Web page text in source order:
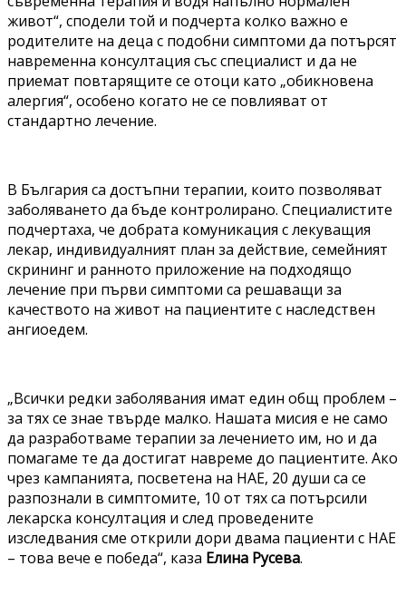
живот“, сподели той и подчерта колко важно е
родителите на деца с подобни симптоми да потърсят
навременна консултация със специалист и да не
приемат повтарящите се отоци като „обикновена
алергия“, особено когато не се повлияват от
стандартно лечение.
В България са достъпни терапии, които позволяват
заболяването да бъде контролирано. Специалистите
подчертаха, че добрата комуникация с лекуващия
лекар, индивидуалният план за действие, семейният
скрининг и ранното приложение на подходящо
лечение при първи симптоми са решаващи за
качеството на живот на пациентите с наследствен
ангиоедем.
„Всички редки заболявания имат един общ проблем –
за тях се знае твърде малко. Нашата мисия е не само
да разработваме терапии за лечението им, но и да
помагаме те да достигат навреме до пациентите. Ако
чрез кампанията, посветена на НАЕ, 20 души са се
разпознали в симптомите, 10 от тях са потърсили
лекарска консултация и след проведените
изследвания сме открили дори двама пациенти с НАЕ
– това вече е победа“, каза Елина Русева.